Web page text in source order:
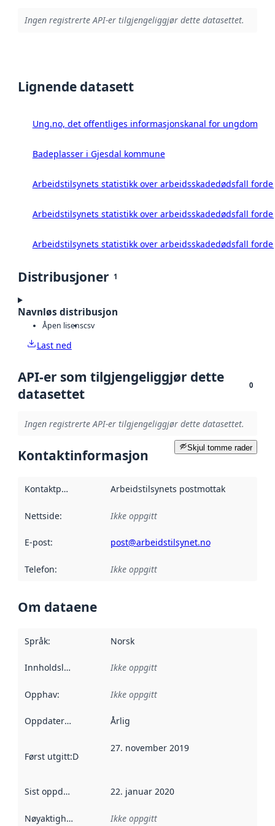
Ingen registrerte API-er tilgjengeliggjør dette datasettet.
Lignende datasett
Ung.no, det offentliges informasjonskanal for ungdom
Badeplasser i Gjesdal kommune
Arbeidstilsynets statistikk over arbeidsskadedødsfall
Arbeidstilsynets statistikk over arbeidsskadedødsfall
Arbeidstilsynets statistikk over arbeidsskadedødsfall
Distribusjoner 1
Navnløs distribusjon
Åpen lisenscsv
Last ned
API-er som tilgjengeliggjør dette
datasettet
0
Ingen registrerte API-er tilgjengeliggjør dette datasettet.
Skjul tomme rader
Kontaktinformasjon
Kontaktpunkt Arbeidstilsynets postmottak
Nettside: Ikke oppgitt
E-post: post@arbeidstilsynet.no
Telefon: Ikke oppgitt
Om dataene
Språk: Norsk
Innholdsleverandører :
Ikke oppgitt
Opphav: Ikke oppgitt
Oppdateringsfrekvens :
Årlig
Først utgitt:Denne datoen sier når dataene i dette
27. november 2019
Sist oppdatert 22. januar 2020
Nøyaktighet Ikke oppgitt